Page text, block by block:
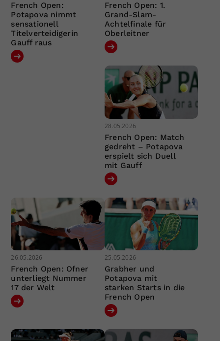
French Open:
Potapova nimmt
sensationell
Titelverteidigerin
Gauff raus
French Open: 1.
Grand-Slam-
Achtelfinale für
Oberleitner
28.05.2026
French Open: Match
gedreht – Potapova
erspielt sich Duell
mit Gauff
26.05.2026
French Open: Ofner
unterliegt Nummer
17 der Welt
25.05.2026
Grabher und
Potapova mit
starken Starts in die
French Open